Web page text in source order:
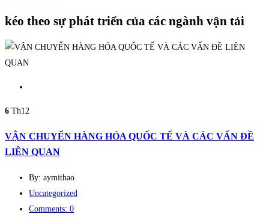
kéo theo sự phát triển của các ngành vận tải
6 Th12
VẬN CHUYỂN HÀNG HÓA QUỐC TẾ VÀ CÁC VẤN ĐỀ
LIÊN QUAN
By: aymithao
Uncategorized
Comments: 0